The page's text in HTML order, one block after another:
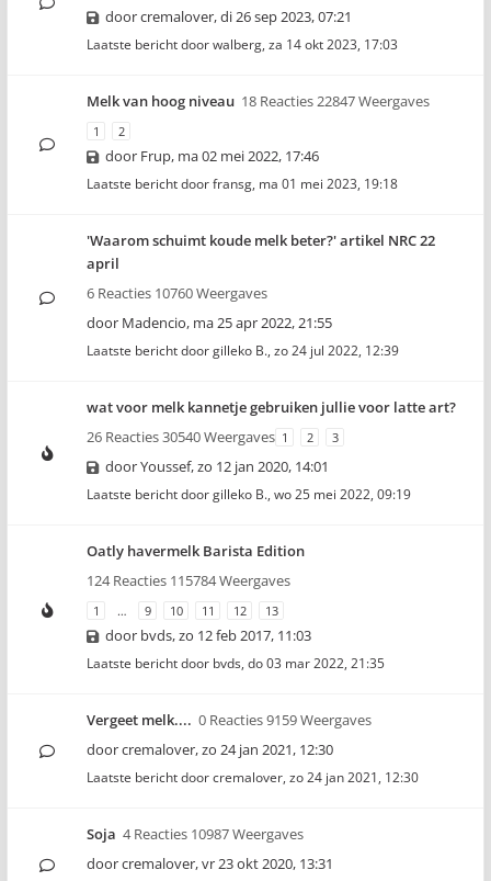
doorcremalover,di 26 sep 2023, 07:21
Laatste bericht doorwalberg, za 14 okt 2023, 17:03
Melk van hoog niveau 18 Reacties 22847 Weergaves
1 2
door Frup, ma 02 mei 2022, 17:46
Laatste bericht doorfransg, ma 01 mei 2023, 19:18
'Waarom schuimt koude melk beter?' artikel NRC 22
april
6 Reacties 10760 Weergaves
door Madencio, ma 25 apr 2022, 21:55
Laatste bericht doorgilleko B., zo 24 jul 2022, 12:39
wat voor melk kannetje gebruiken jullie voor latte art?
26 Reacties 30540 Weergaves 1 2 3
doorYoussef,zo 12 jan 2020, 14:01
Laatste bericht doorgilleko B., wo 25 mei 2022, 09:19
Oatly havermelk Barista Edition
124 Reacties 115784 Weergaves
1 … 9 10 11 12 13
door bvds,zo 12 feb 2017, 11:03
Laatste bericht door bvds, do 03 mar 2022, 21:35
Vergeet melk.... 0 Reacties 9159 Weergaves
doorcremalover,zo 24 jan 2021, 12:30
Laatste bericht doorcremalover, zo 24 jan 2021, 12:30
Soja 4 Reacties 10987 Weergaves
doorcremalover,vr 23 okt 2020, 13:31